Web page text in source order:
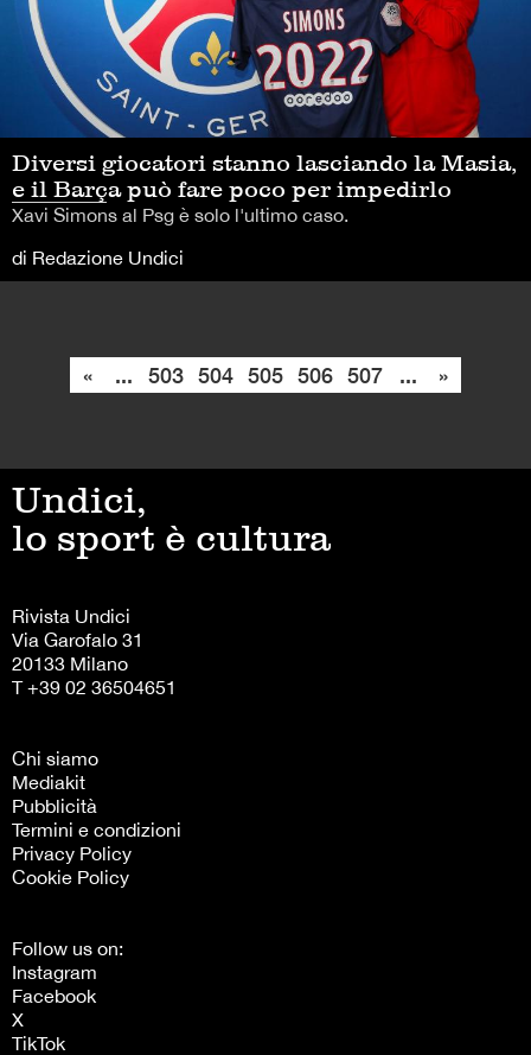
Diversi giocatori stanno lasciando la Masia,
e il Barça può fare poco per impedirlo
Xavi Simons al Psg è solo l'ultimo caso.
di Redazione Undici
« ... 503 504 505 506 507 ... »
Undici,
lo sport è cultura
Rivista Undici
Via Garofalo 31
20133 Milano
T +39 02 36504651
Chi siamo
Mediakit
Pubblicità
Termini e condizioni
Privacy Policy
Cookie Policy
Follow us on:
Instagram
Facebook
X
TikTok